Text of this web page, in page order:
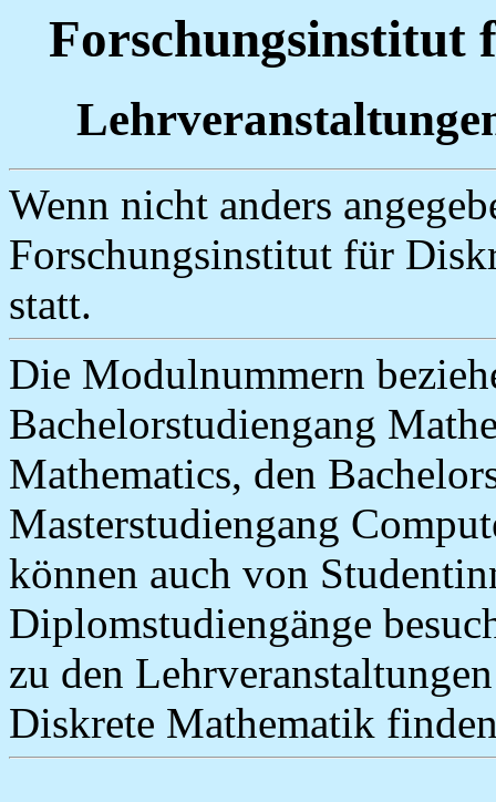
Forschungsinstitut
Wenn nicht anders
Forschungsinstitut für
statt.
Die Modulnummern
Bachelorstudiengang
Mathematics, den
Masterstudiengang
können auch von
Diplomstudiengänge
zu den
Diskrete Mathematik